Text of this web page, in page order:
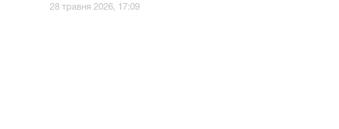
28 травня 2026, 17:09